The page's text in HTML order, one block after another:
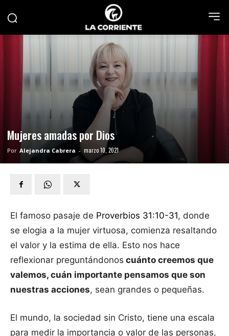
Mujeres amadas por Dios
Por Alejandra Cabrera - marzo 10, 2021
El famoso pasaje de Proverbios 31:10-31, donde
se elogia a la mujer virtuosa, comienza resaltando
el valor y la estima de ella. Esto nos hace
reflexionar preguntándonos cuánto creemos que
valemos, cuán importante pensamos que son
nuestras acciones, sean grandes o pequeñas.
El mundo, la sociedad sin Cristo, tiene una escala
para medir la importancia o valor de las personas,